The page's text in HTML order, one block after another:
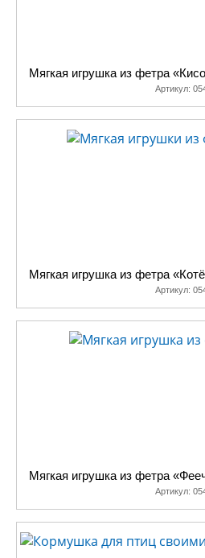
Мягкая игрушка из фетра
Артикул:
Мягкая игрушка из фетра
Артикул:
Мягкая игрушка из фетра
Артикул: